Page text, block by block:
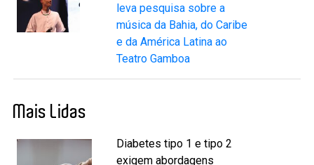
leva pesquisa sobre a
música da Bahia, do Caribe
e da América Latina ao
Teatro Gamboa
Mais Lidas
Diabetes tipo 1 e tipo 2
exigem abordagens